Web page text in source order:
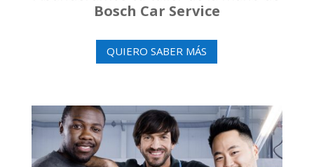
Bosch Car Service
QUIERO SABER MÁS